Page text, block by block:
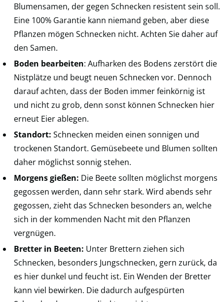
Blumensamen, der gegen Schnecken resistent sein soll.
Eine 100% Garantie kann niemand geben, aber diese
Pflanzen mögen Schnecken nicht. Achten Sie daher auf
den Samen.
Boden bearbeiten: Aufharken des Bodens zerstört die
Nistplätze und beugt neuen Schnecken vor. Dennoch
darauf achten, dass der Boden immer feinkörnig ist
und nicht zu grob, denn sonst können Schnecken hier
erneut Eier ablegen.
Standort: Schnecken meiden einen sonnigen und
trockenen Standort. Gemüsebeete und Blumen sollten
daher möglichst sonnig stehen.
Morgens gießen: Die Beete sollten möglichst morgens
gegossen werden, dann sehr stark. Wird abends sehr
gegossen, zieht das Schnecken besonders an, welche
sich in der kommenden Nacht mit den Pflanzen
vergnügen.
Bretter in Beeten: Unter Brettern ziehen sich
Schnecken, besonders Jungschnecken, gern zurück, da
es hier dunkel und feucht ist. Ein Wenden der Bretter
kann viel bewirken. Die dadurch aufgespürten